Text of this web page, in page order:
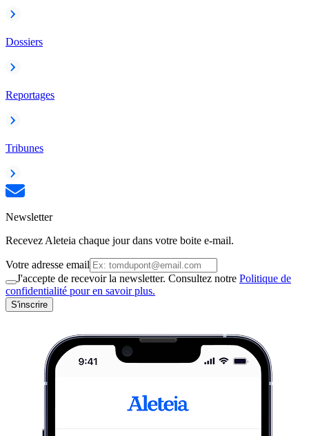
Dossiers
Reportages
Tribunes
Newsletter
Recevez Aleteia chaque jour dans votre boite e-mail.
Votre adresse email
J'accepte de recevoir la newsletter. Consultez notre Politique de
confidentialité pour en savoir plus.
S'inscrire